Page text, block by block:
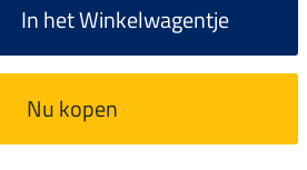
In het Winkelwagentje
Nu kopen